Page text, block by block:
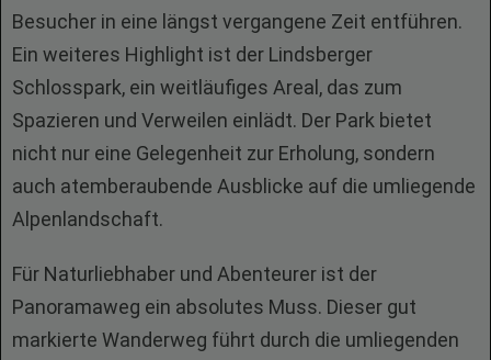
Besucher in eine längst vergangene Zeit entführen.
Ein weiteres Highlight ist der Lindsberger
Schlosspark, ein weitläufiges Areal, das zum
Spazieren und Verweilen einlädt. Der Park bietet
nicht nur eine Gelegenheit zur Erholung, sondern
auch atemberaubende Ausblicke auf die umliegende
Alpenlandschaft.
Für Naturliebhaber und Abenteurer ist der
Panoramaweg ein absolutes Muss. Dieser gut
markierte Wanderweg führt durch die umliegenden